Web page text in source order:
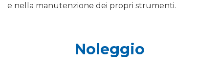
e nella manutenzione dei propri strumenti.
Noleggio